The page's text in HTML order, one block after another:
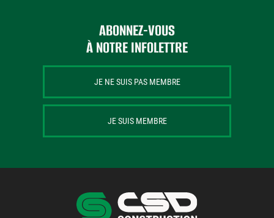
ABONNEZ-VOUS
À NOTRE INFOLETTRE
JE NE SUIS PAS MEMBRE
JE SUIS MEMBRE